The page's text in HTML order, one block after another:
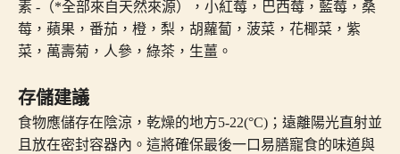
素 -（*全部來自天然來源），小紅莓，巴西莓，藍莓，桑
莓，蘋果，番茄，橙，梨，胡蘿蔔，菠菜，花椰菜，紫
菜，萬壽菊，人參，綠茶，生薑。
存儲建議
食物應儲存在陰涼，乾燥的地方5-22(°C)；遠離陽光直射並
且放在密封容器內。這將確保最後一口易膳寵食的味道與